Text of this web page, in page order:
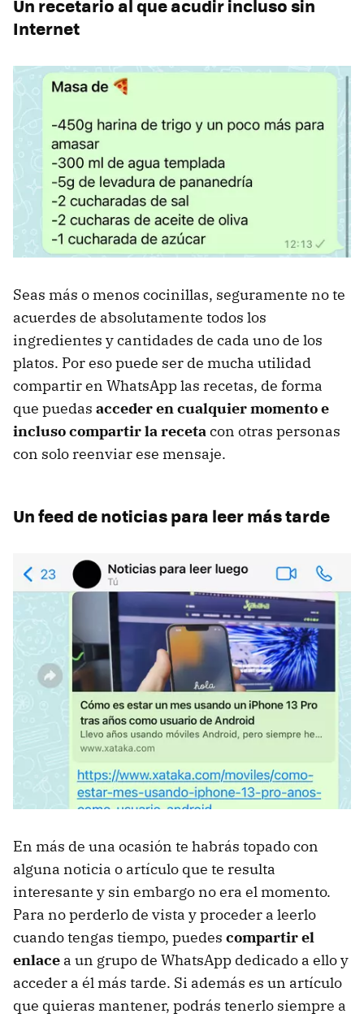
Un recetario al que acudir incluso sin
Internet
Seas más o menos cocinillas, seguramente no te
acuerdes de absolutamente todos los
ingredientes y cantidades de cada uno de los
platos. Por eso puede ser de mucha utilidad
compartir en WhatsApp las recetas, de forma
que puedas acceder en cualquier momento e
incluso compartir la recetacon otras personas
con solo reenviar ese mensaje.
Un feed de noticias para leer más tarde
En más de una ocasión te habrás topado con
alguna noticia o artículo que te resulta
interesante y sin embargo no era el momento.
Para no perderlo de vista y proceder a leerlo
cuando tengas tiempo, puedes compartir el
enlace a un grupo de WhatsApp dedicado a ello y
acceder a él más tarde. Si además es un artículo
que quieras mantener, podrás tenerlo siempre a